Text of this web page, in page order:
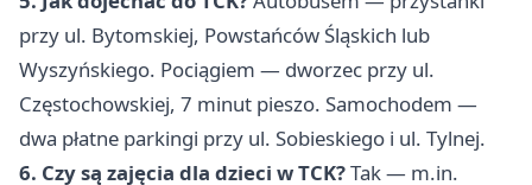
przy ul. Bytomskiej, Powstańców Śląskich lub
Wyszyńskiego. Pociągiem — dworzec przy ul.
Częstochowskiej, 7 minut pieszo. Samochodem —
dwa płatne parkingi przy ul. Sobieskiego i ul. Tylnej.
6. Czy są zajęcia dla dzieci w TCK?Tak — m.in.